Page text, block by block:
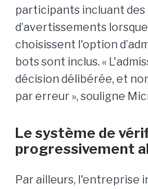
participants incluant des
d’avertissements
choisissent l'option
bots sont inclus. «
décision délibérée, et
par erreur », souligne
Le système de
progressivement
Par ailleurs, l'entreprise